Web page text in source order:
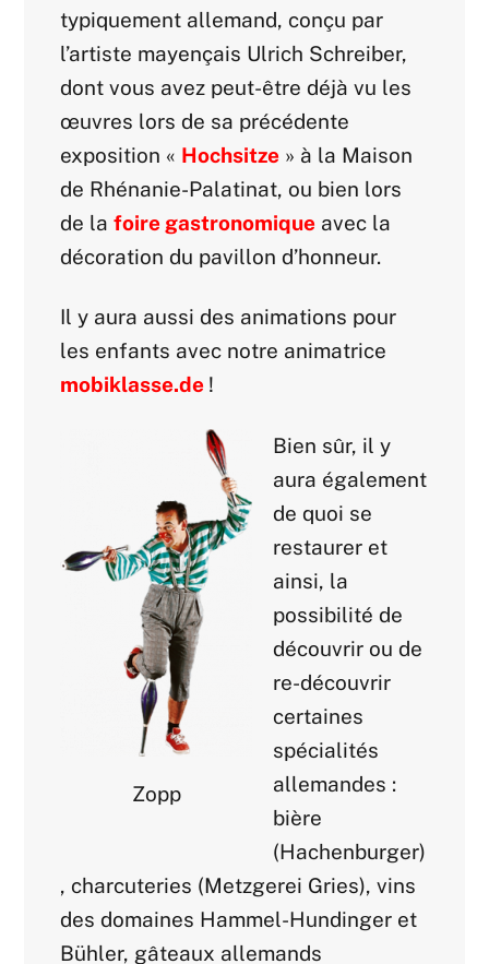
typiquement allemand, conçu par
l’artiste mayençais Ulrich Schreiber,
dont vous avez peut-être déjà vu les
œuvres lors de sa précédente
exposition « Hochsitze » à la Maison
de Rhénanie-Palatinat, ou bien lors
de lafoire gastronomique avec la
décoration du pavillon d’honneur.
Il y aura aussi des animations pour
les enfants avec notre animatrice
mobiklasse.de !
Zopp
Bien sûr, il y
aura également
de quoi se
restaurer et
ainsi, la
possibilité de
découvrir ou de
re-découvrir
certaines
spécialités
allemandes :
bière
(Hachenburger)
, charcuteries (Metzgerei Gries), vins
des domaines Hammel-Hundinger et
Bühler, gâteaux allemands